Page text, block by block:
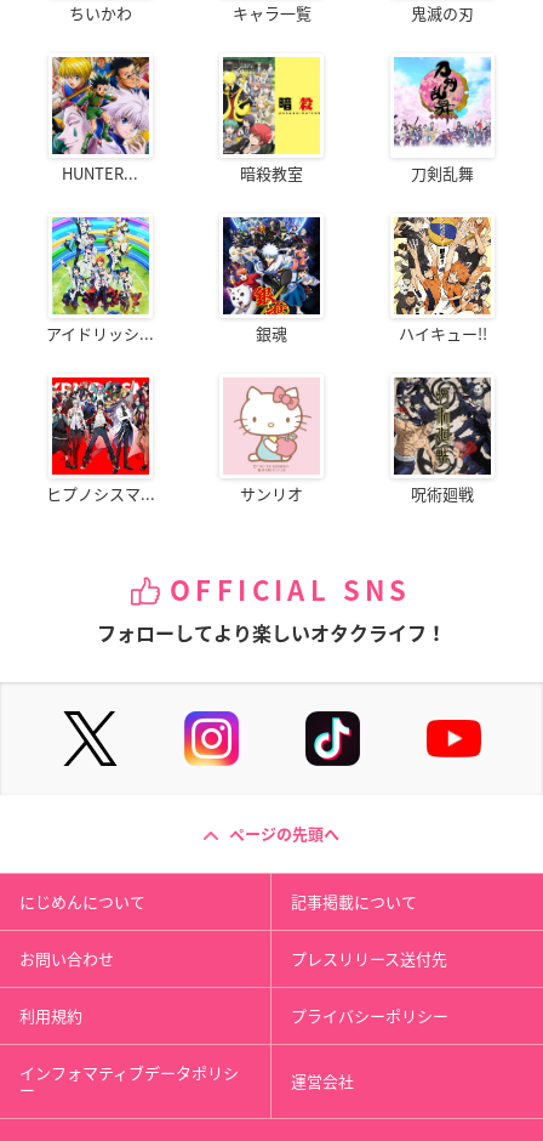
ちいかわ キャラ一覧 鬼滅の刃
HUNTER... 暗殺教室 刀剣乱舞
アイドリッシ... 銀魂 ハイキュー!!
ヒプノシスマ... サンリオ 呪術廻戦
OFFICIAL SNS
フォローしてより楽しいオタクライフ！
ページの先頭へ
にじめんについて 記事掲載について
お問い合わせ プレスリリース送付先
利用規約 プライバシーポリシー
インフォマティブデータポリシ
ー 運営会社